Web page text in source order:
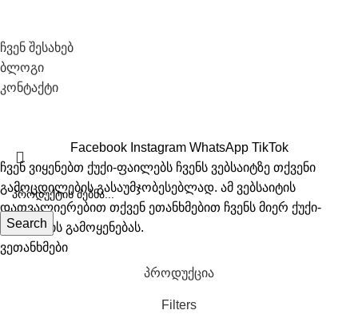
ჩვენ შესახებ
ბლოგი
კონტაქტი
Search
Facebook Instagram WhatsApp TikTok
ჩვენ ვიყენებთ ქუქი-ფაილებს ჩვენს ვებსაიტზე თქვენი
გამოცდილების გასაუმჯობესებლად. ამ ვებსაიტის
დათვალიერებით თქვენ ეთანხმებით ჩვენს მიერ ქუქი-
ფაილების გამოყენებას.
ვეთანხმები
პროდუქცია
Filters